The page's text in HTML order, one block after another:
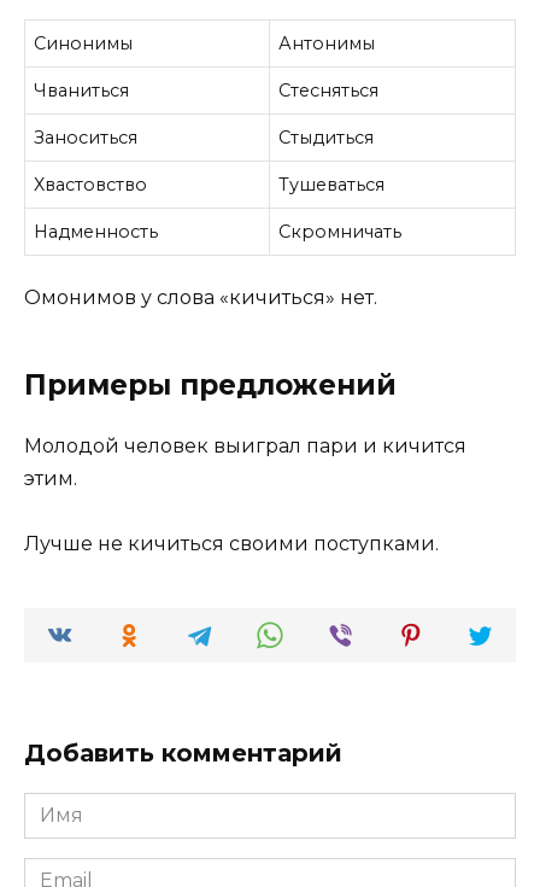
Синонимы Антонимы
Чваниться Стесняться
Заноситься Стыдиться
Хвастовство Тушеваться
Надменность Скромничать
Омонимов у слова «кичиться» нет.
Примеры предложений
Молодой человек выиграл пари и кичится
этим.
Лучше не кичиться своими поступками.
Добавить комментарий
Имя
*
Email